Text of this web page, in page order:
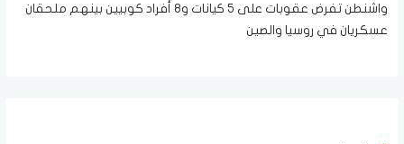
واشنطن تفرض عقوبات على 5 كيانات و8 أفراد كوبيين بينهم ملحقان
عسكريان في روسيا والصين